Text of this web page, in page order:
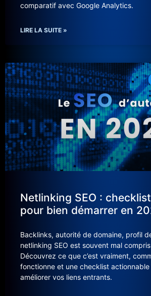
comparatif avec Google Analytics.
LIRE LA SUITE »
Netlinking SEO :
pour bien démarrer en
Backlinks, autorité de domaine, profil
netlinking SEO est souvent mal
Découvrez ce que c’est vraiment,
fonctionne et une checklist
améliorer vos liens entrants.